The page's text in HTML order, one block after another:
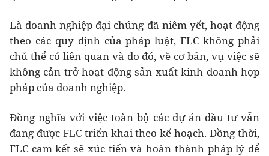
Là doanh nghiệp đại chúng đã niêm yết, hoạt động
theo các quy định của pháp luật, FLC không phải
chủ thể có liên quan và do đó, về cơ bản, vụ việc sẽ
không cản trở hoạt động sản xuất kinh doanh hợp
pháp của doanh nghiệp.
Đồng nghĩa với việc toàn bộ các dự án đầu tư vẫn
đang được FLC triển khai theo kế hoạch. Đồng thời,
FLC cam kết sẽ xúc tiến và hoàn thành pháp lý để